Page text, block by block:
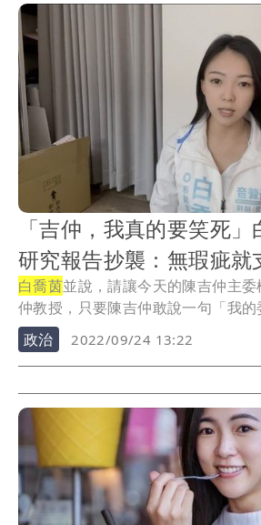
「吉仲，我真的要笑死
研究報告抄襲：無瑕疵就
白喬茵並說，請讓今天的陳吉仲主
仲教授，只要陳吉仲敢說一句「我
疵」...
政治 2022/09/24 13:22